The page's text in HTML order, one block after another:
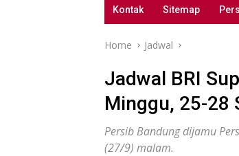
Kontak Sitemap
Home Jadwal
Jadwal BRI
Minggu, 25-28
Persib Bandung dijamu
(27/9) malam.